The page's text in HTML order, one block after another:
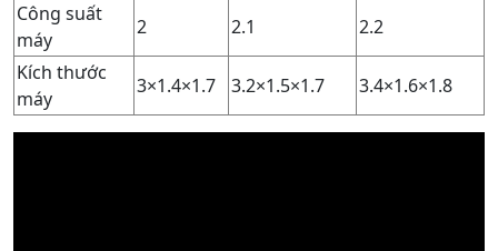
Công suất
máy
2 2.1
2.2
Kích thước
máy
3×1.4×1.7 3.2×1.5×1.7 3.4×1.6×1.8